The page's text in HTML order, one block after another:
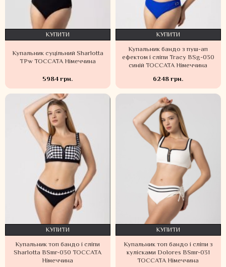
Купальник суцільний Sharlotta
TPw TOCCATA Німеччина
5984 грн.
КУПИТИ
Купальник бандо з пуш-ап
ефектом і сліпи Tracy BSg-030
синій TOCCATA Німеччина
6248 грн.
КУПИТИ
Купальник топ бандо і сліпи
Sharlotta BSmr-030 TOCCATA
Німеччина
КУПИТИ
Купальник топ бандо і сліпи з
кулісками Dolores BSmr-031
TOCCATA Німеччина
КУПИТИ